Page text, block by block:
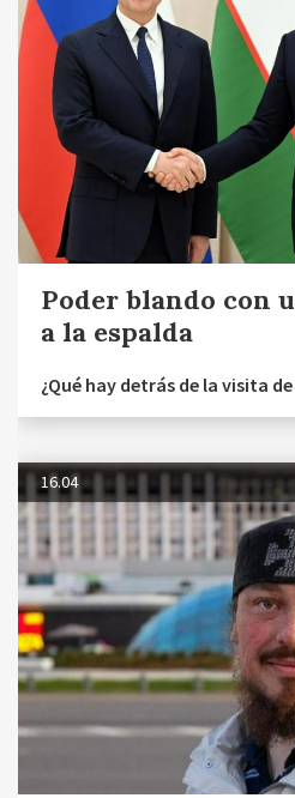
Poder blando con
a la espalda
¿Qué hay detrás de la visita
16.04